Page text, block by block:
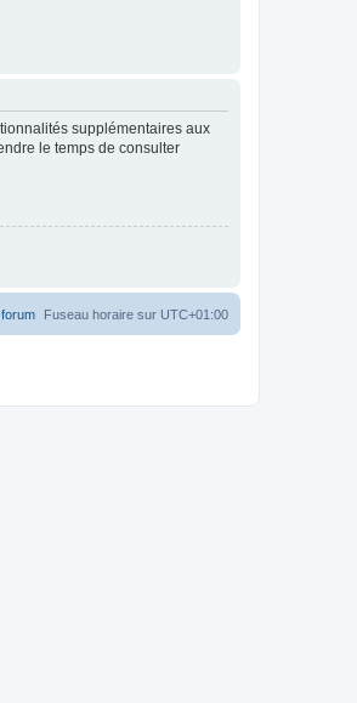
supplémentaires aux
le temps de consulter
Fuseau horaire sur UTC+01:00